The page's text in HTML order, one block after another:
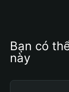
Bạn có
này